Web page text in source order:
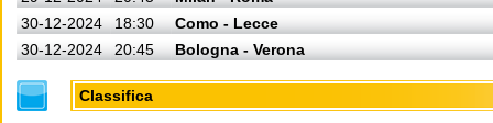
30-12-2024
18:30
Como - Lecce
30-12-2024
20:45 Bologna - Verona
Classifica